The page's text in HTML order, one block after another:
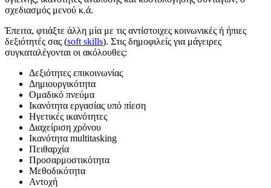
σχεδιασμός μενού κ.ά.
Έπειτα, φτιάξτε άλλη μία με τις αντίστοιχες κοινωνικές ή ήπιες
δεξιότητές σας (soft skills). Στις δημοφιλείς για μάγειρες
συγκαταλέγονται οι ακόλουθες:
Δεξιότητες επικοινωνίας
Δημιουργικότητα
Ομαδικό πνεύμα
Ικανότητα εργασίας υπό πίεση
Ηγετικές ικανότητες
Διαχείριση χρόνου
Ικανότητα multitasking
Πειθαρχία
Προσαρμοστικότητα
Μεθοδικότητα
Αντοχή